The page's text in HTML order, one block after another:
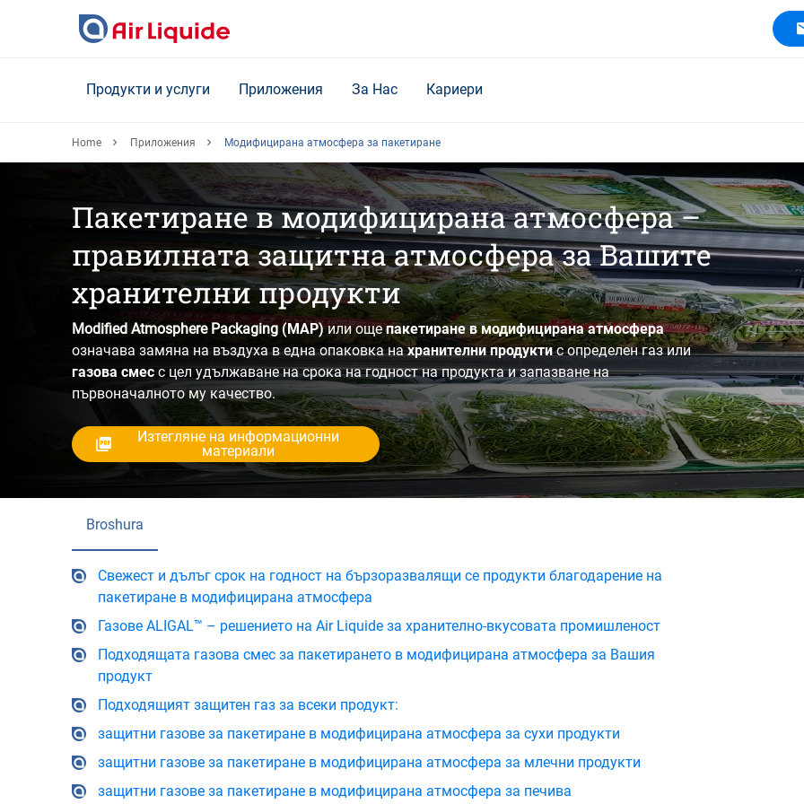
Продукти и услуги Приложения За Нас Кариери
Home Приложения Модифицирана атмосфера за пакетиране
Пакетиране в модифицирана атмосфера –
правилната защитна атмосфера за Вашите
хранителни продукти
Modified Atmosphere Packaging (MAP)или ощепакетиране в модифицирана атмосфера
означава замяна на въздуха в една опаковка нахранителни продуктис определен газ или
газова смес с цел удължаване на срока на годност на продукта и запазване на
първоначалното му качество.
Изтегляне на информационни
материали
Broshura
Свежест и дълъг срок на годност на бързоразвалящи се продукти благодарение на
пакетиране в модифицирана атмосфера
Газове ALIGAL™ – решението на Air Liquide за хранително-вкусовата промишленост
Подходящата газова смес за пакетирането в модифицирана атмосфера за Вашия
продукт
Подходящият защитен газ за всеки продукт:
защитни газове за пакетиране в модифицирана атмосфера за сухи продукти
защитни газове за пакетиране в модифицирана атмосфера за млечни продукти
защитни газове за пакетиране в модифицирана атмосфера за печива